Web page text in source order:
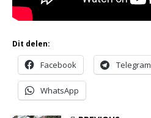
Dit delen:
Facebook Telegram
WhatsApp